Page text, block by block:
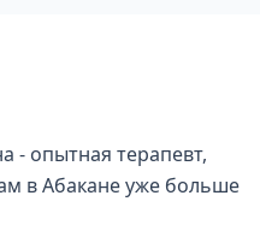
- опытная терапевт,
в Абакане уже больше